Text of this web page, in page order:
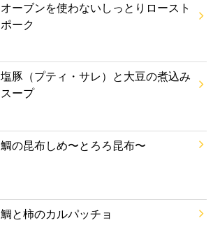
オーブンを使わないしっとりロースト
ポーク
塩豚（プティ・サレ）と大豆の煮込み
スープ
鯛の昆布しめ〜とろろ昆布〜
鯛と柿のカルパッチョ